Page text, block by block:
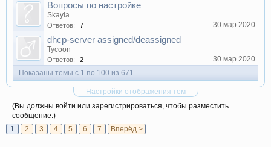
Вопросы по настройке
Skayla
Ответов: 7 30 мар 2020
dhcp-server assigned/deassigned
Tycoon
Ответов: 2
30 мар 2020
Показаны темы с 1 по 100 из 671
Настройки отображения тем
(Вы должны войти или зарегистрироваться, чтобы разместить
сообщение.)
1
2 3 4 5 6 7 Вперёд >